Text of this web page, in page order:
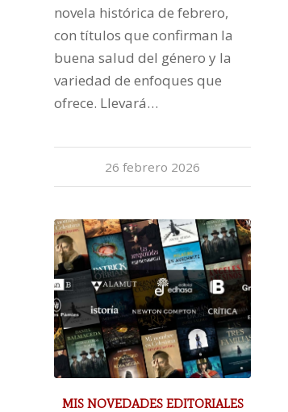
novela histórica de febrero,
con títulos que confirman la
buena salud del género y la
variedad de enfoques que
ofrece. Llevará…
26 febrero 2026
MIS NOVEDADES EDITORIALES